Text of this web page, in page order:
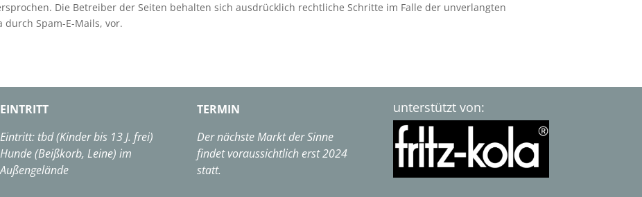
Die Betreiber der Seiten behalten sich ausdrücklich rechtliche Schritte im Falle der unverlangten
Spam-E-Mails, vor.
EINTRITT
Eintritt: tbd (Kinder bis 13 J. frei)
Hunde (Beißkorb, Leine) im
Außengelände
TERMIN
Der nächste Markt der Sinne
findet voraussichtlich erst 2024
statt.
unterstützt von: